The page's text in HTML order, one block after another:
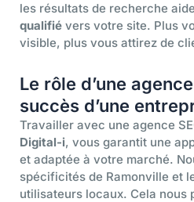
les résultats de recherche
qualifié vers votre site. Plus
visible, plus vous attirez de
Le rôle d’une
succès d’une
Travailler avec une agence
Digital-i, vous garantit une
et adaptée à votre marché.
spécificités de Ramonville et
utilisateurs locaux. Cela nous